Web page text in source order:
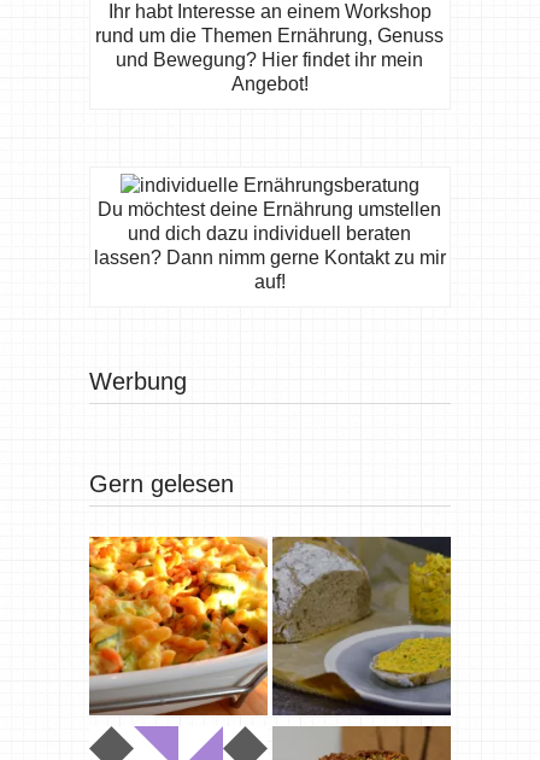
Ihr habt Interesse an einem Workshop
rund um die Themen Ernährung, Genuss
und Bewegung? Hier findet ihr mein
Angebot!
Du möchtest deine Ernährung umstellen
und dich dazu individuell beraten
lassen? Dann nimm gerne Kontakt zu mir
auf!
Werbung
Gern gelesen